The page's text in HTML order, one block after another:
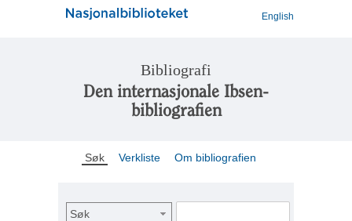
English
Bibliografi
Den internasjonale Ibsen-
bibliografien
Søk Verkliste Om bibliografien
Søk